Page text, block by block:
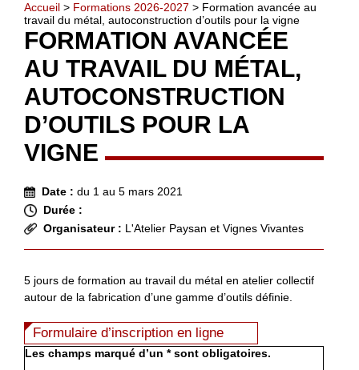
Accueil > Formations 2026-2027 > Formation avancée au
travail du métal, autoconstruction d’outils pour la vigne
FORMATION AVANCÉE
AU TRAVAIL DU MÉTAL,
AUTOCONSTRUCTION
D’OUTILS POUR LA
VIGNE
Date : du 1 au 5 mars 2021
Durée :
Organisateur : L'Atelier Paysan et Vignes Vivantes
5 jours de formation au travail du métal en atelier collectif
autour de la fabrication d’une gamme d’outils définie.
Formulaire d’inscription en ligne
Les champs marqué d’un * sont obligatoires.